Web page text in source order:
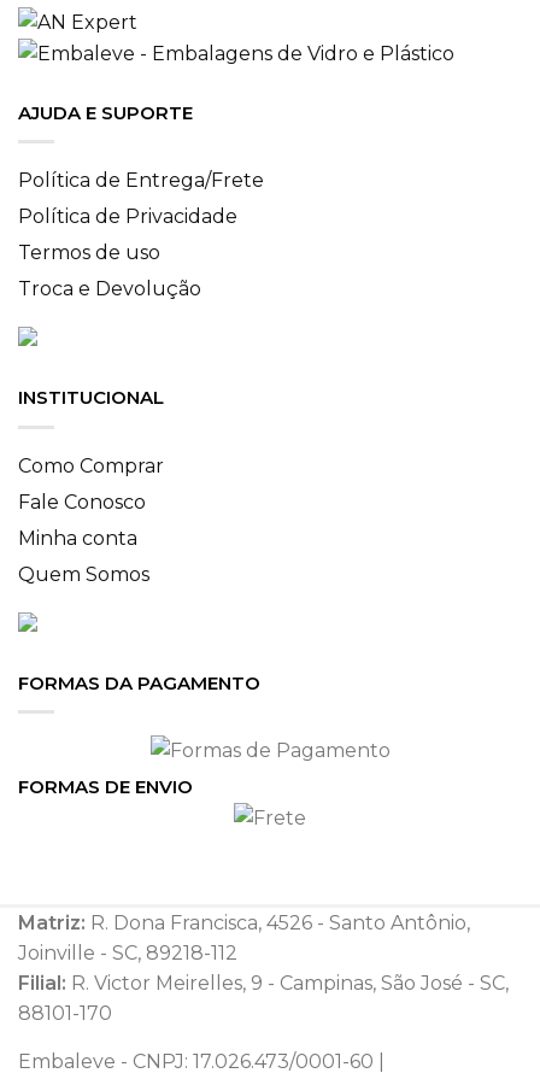
AJUDA E SUPORTE
Política de Entrega/Frete
Política de Privacidade
Termos de uso
Troca e Devolução
INSTITUCIONAL
Como Comprar
Fale Conosco
Minha conta
Quem Somos
FORMAS DA PAGAMENTO
FORMAS DE ENVIO
Matriz: R. Dona Francisca, 4526 - Santo Antônio,
Joinville - SC, 89218-112
Filial: R. Victor Meirelles, 9 - Campinas, São José - SC,
88101-170
Embaleve - CNPJ: 17.026.473/0001-60 |